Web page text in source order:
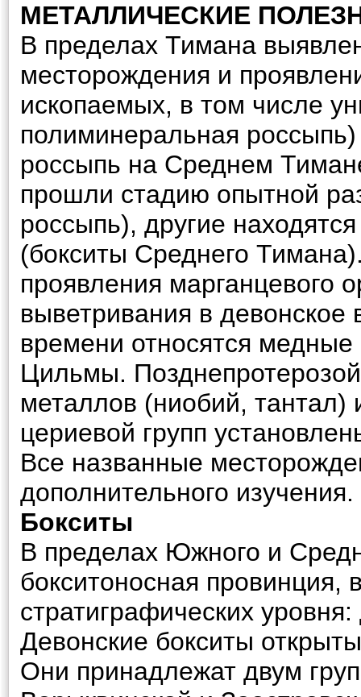
МЕТАЛЛИЧЕСКИЕ
В пределах Тимана
месторождения и
ископаемых, в том числе
полиминеральная
россыпь на Среднем
прошли стадию опытной
россыпь), другие
(бокситы Среднего
проявления марганцевого
выветривания в девонское
времени относятся
Цильмы.
металлов (ниобий, тантал)
цериевой групп
Все названные
дополнительного изучения.
Бокситы
В пределах Южного и
бокситоносная провинция,
стратиграфических
Девонские бокситы
Они принадлежат двум